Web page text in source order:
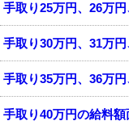
手取り25万円、26万
手取り30万円、31万
手取り35万円、36万
手取り40万円の給料額